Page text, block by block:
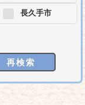
長久手市
再検索